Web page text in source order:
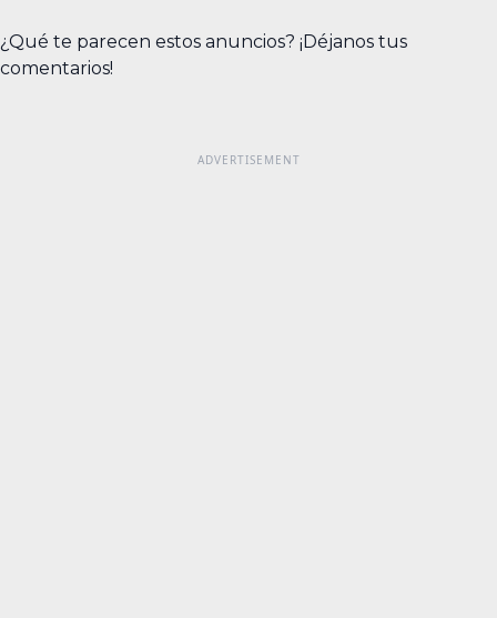
¿Qué te parecen estos anuncios? ¡Déjanos tus
comentarios!